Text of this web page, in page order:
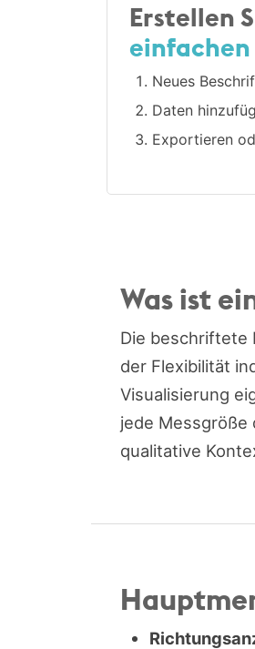
Erstellen
Neues
Daten
Exportieren
Was ist
Die beschriftete
der Flexibilität
Visualisierung
jede Messgröße
qualitative